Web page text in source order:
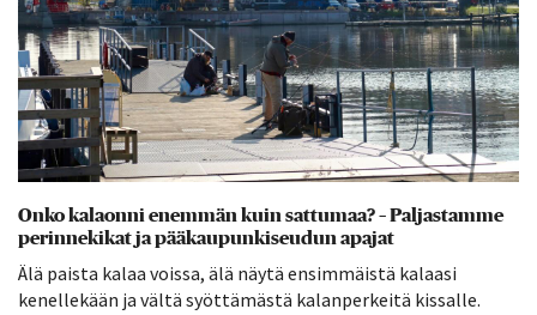
Onko kalaonni enemmän kuin sattumaa? – Paljastamme
perinnekikat ja pääkaupunkiseudun apajat
Älä paista kalaa voissa, älä näytä ensimmäistä kalaasi
kenellekään ja vältä syöttämästä kalanperkeitä kissalle.